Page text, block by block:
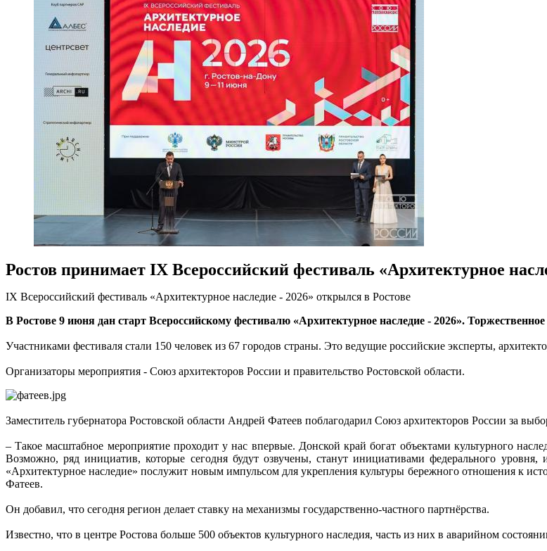
Ростов принимает IX Всероссийский фестиваль «Архитектурное
IX Всероссийский фестиваль «Архитектурное наследие - 2026» открылся в Ростове
В Ростове 9 июня дан старт Всероссийскому фестивалю «Архитектурное наследие - 2026».
Участниками фестиваля стали 150 человек из 67 городов страны. Это ведущие российские эксперты,
Организаторы мероприятия - Союз архитекторов России и правительство Ростовской области.
Заместитель губернатора Ростовской области Андрей Фатеев поблагодарил Союз архитекторов России за
– Такое масштабное мероприятие проходит у нас впервые. Донской край богат объектами культурного
Возможно, ряд инициатив, которые сегодня будут озвучены, станут инициативами федерального
«Архитектурное наследие» послужит новым импульсом для укрепления культуры бережного отношения к
Фатеев.
Он добавил, что сегодня регион делает ставку на механизмы государственно-частного партнёрства.
Известно, что в центре Ростова больше 500 объектов культурного наследия, часть из них в аварийном